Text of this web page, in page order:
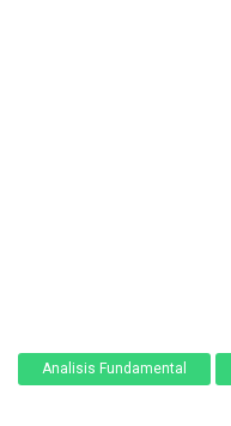
Analisis Fundamental